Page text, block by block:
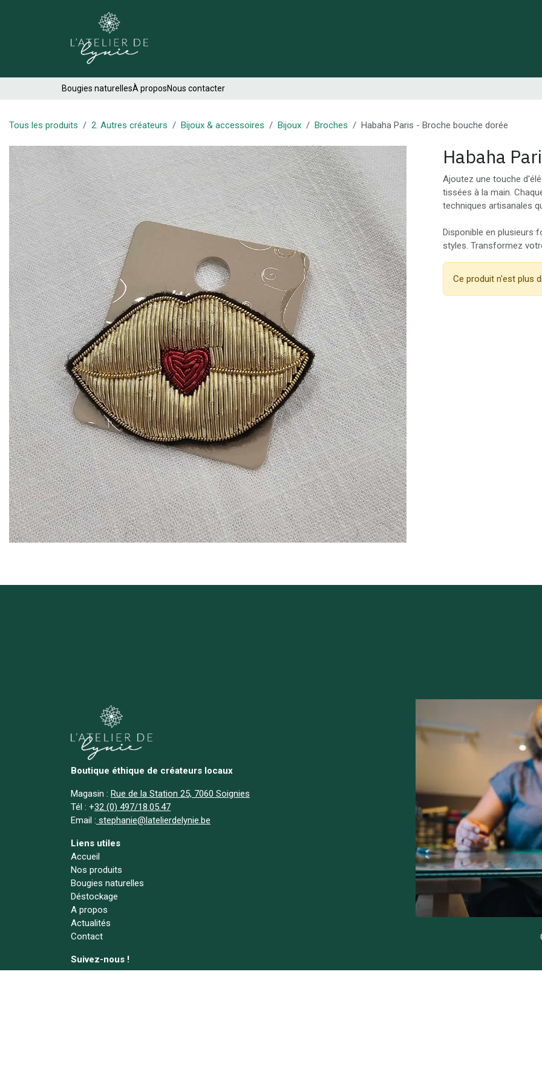
Bougies naturellesÀ proposNous contacter
Tous les produits 2. Autres créateurs Bijoux & accessoires Bijoux Broches Habaha Paris - Broche bouche dorée
Habaha
Ajoutez une touche
tissées à la main.
techniques artisanales
Disponible en plusieurs
styles. Transformez
Ce produit n'est plus
Boutique éthique de créateurs locaux
Magasin : Rue de la Station 25, 7060 Soignies
Tél : +32 (0) 497/18.05.47
Email : stephanie@latelierdelynie.be
Liens utiles
Accueil
Nos produits
Bougies naturelles
Déstockage
A propos
Actualités
Contact
Suivez-nous !